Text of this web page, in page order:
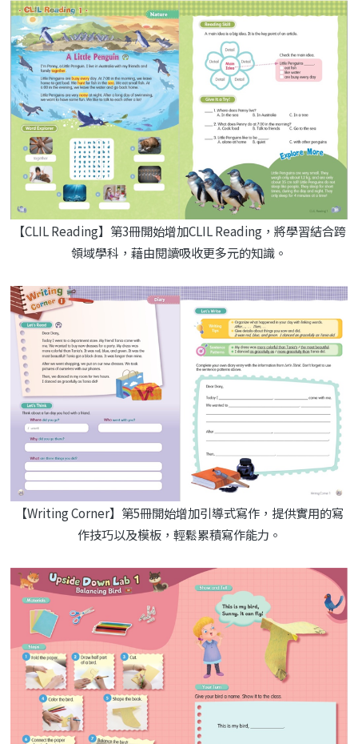
【CLIL Reading】第3冊開始增加CLIL Reading，將學習結合跨
領域學科，藉由閱讀吸收更多元的知識。
【Writing Corner】第5冊開始增加引導式寫作，提供實用的寫
作技巧以及模板，輕鬆累積寫作能力。